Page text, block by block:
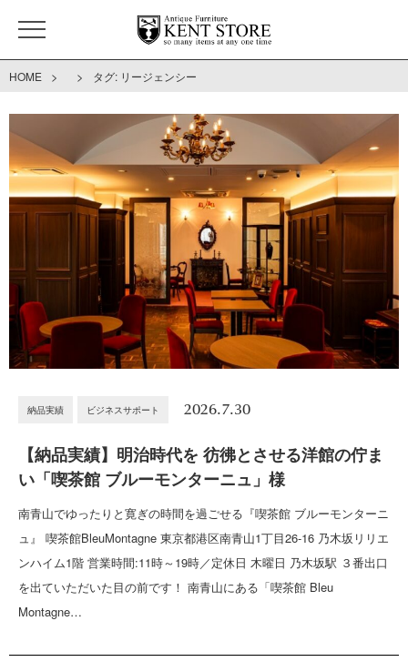
HOME > > タグ: リージェンシー
納品実績 ビジネスサポート 2026.7.30
【納品実績】明治時代を 彷彿とさせる洋館の佇ま
い「喫茶館 ブルーモンターニュ」様
南青山でゆったりと寛ぎの時間を過ごせる『喫茶館 ブルーモンターニ
ュ』 喫茶館BleuMontagne 東京都港区南青山1丁目26-16 乃木坂リリエ
ンハイム1階 営業時間:11時～19時／定休日 木曜日 乃木坂駅 ３番出口
を出ていただいた目の前です！ 南青山にある「喫茶館 Bleu
Montagne…